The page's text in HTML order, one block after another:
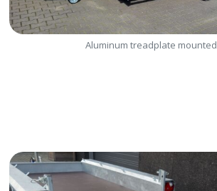
Aluminum treadplate mounted